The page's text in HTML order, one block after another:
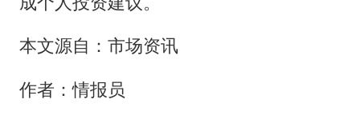
本文源自：市场资讯
作者：情报员